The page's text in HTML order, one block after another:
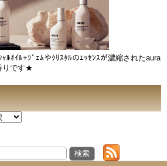
ﾙｵｲﾙ+ｼﾞｪﾑやｸﾘｽﾀﾙのｴｯｾﾝｽが濃縮されたaura
りです★